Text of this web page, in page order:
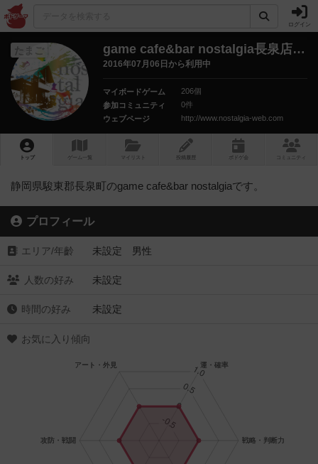
ログイン
たまご game cafe&bar nostalgia長泉店
さん
2016年07月06日から利用中
マイボードゲーム
206個
参加コミュニティ
0件
ウェブページ
http://www.nostalgia-web.com
トップ ゲーム一覧 マイリスト 投稿履歴 ボ ドゲ コミュニティ
静岡県駿東郡長泉町のgame cafe&bar nostalgiaです。
プロフィール
エリア/年齡 未設定 男性
人数の好み 未設定
時間の好み 未設定
お気に入り傾向